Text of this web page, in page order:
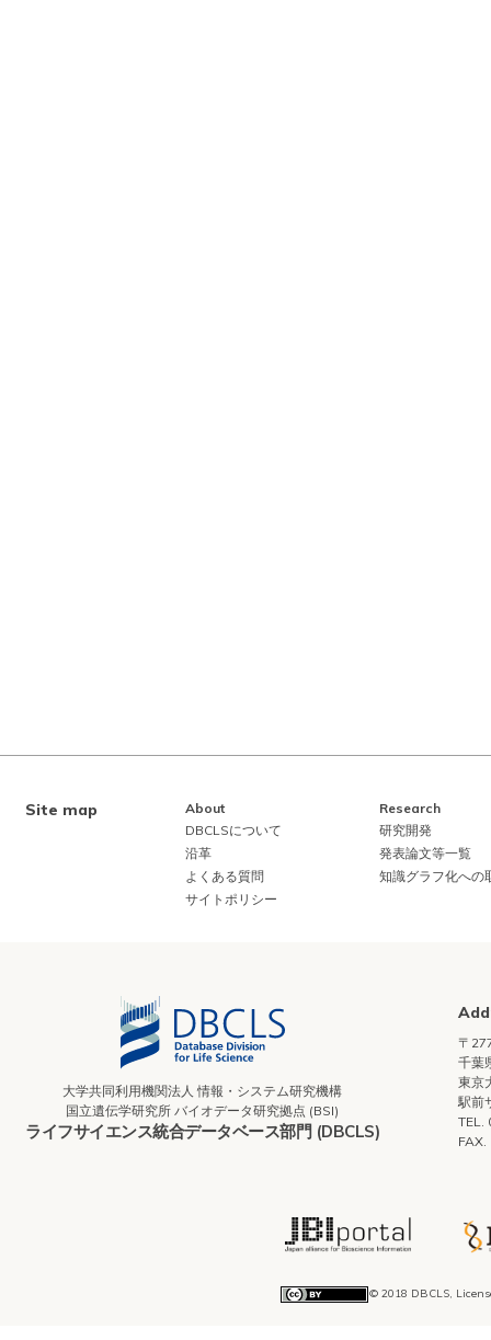
Site map
About
DBCLSについて
沿革
よくある質問
サイトポリシー
Research
研究開発
発表論文等一覧
知識グラフ化への
大学共同利用機関法人 情報・システム研究機構
国立遺伝学研究所 バイオデータ研究拠点 (BSI)
ライフサイエンス統合データベース部門 (DBCLS)
〒
千葉
東京
駅前
TEL.
© 2018 DBCLS,